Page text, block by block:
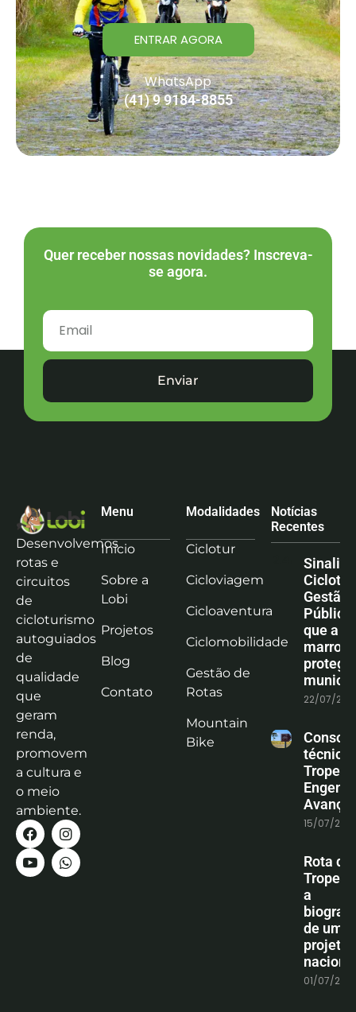
ENTRAR AGORA
WhatsApp
(41) 9 9184-8855
Quer receber nossas novidades? Inscreva-
se agora.
Enviar
Desenvolvemos
rotas e
circuitos
de
cicloturismo
autoguiados
de
qualidade
que
geram
renda,
promovem
a cultura e
o meio
ambiente.
Menu
Início
Sobre a
Lobi
Projetos
Blog
Contato
Modalidades
Ciclotur
Cicloviagem
Cicloaventura
Ciclomobilidade
Gestão de
Rotas
Mountain
Bike
Notícias
Recentes
Gestão
que a
marrom
protege
22/07/
técnica
15/07/
Rota
a
de um
projeto
01/07/